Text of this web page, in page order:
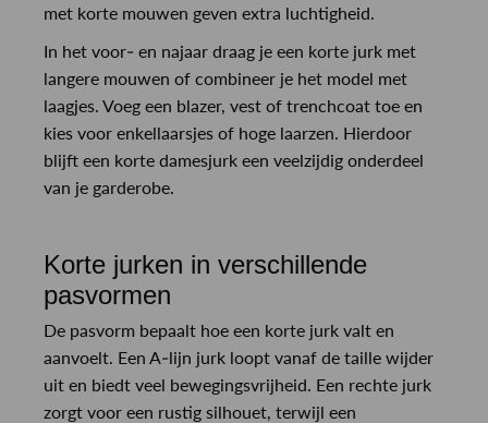
met korte mouwen geven extra luchtigheid.
In het voor- en najaar draag je een korte jurk met
langere mouwen of combineer je het model met
laagjes. Voeg een blazer, vest of trenchcoat toe en
kies voor enkellaarsjes of hoge laarzen. Hierdoor
blijft een korte damesjurk een veelzijdig onderdeel
van je garderobe.
Korte jurken in verschillende
pasvormen
De pasvorm bepaalt hoe een korte jurk valt en
aanvoelt. Een A-lijn jurk loopt vanaf de taille wijder
uit en biedt veel bewegingsvrijheid. Een rechte jurk
zorgt voor een rustig silhouet, terwijl een